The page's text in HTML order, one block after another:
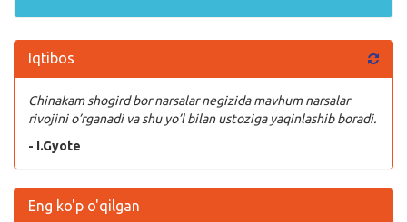
Iqtibos
Chinakam shogird bor narsalar negizida mavhum narsalar
rivojini o’rganadi va shu yo’l bilan ustoziga yaqinlashib boradi.
- I.Gyote
Eng ko'p o'qilgan